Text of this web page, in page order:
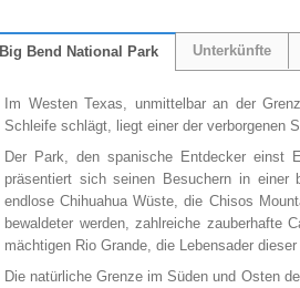
Big Bend National Park Unterkünfte
Im Westen Texas, unmittelbar an der
Schleife schlägt, liegt einer der verborgenen
Der Park, den spanische Entdecker einst
präsentiert sich seinen Besuchern in
endlose Chihuahua Wüste, die Chisos
bewaldeter werden, zahlreiche zauberhafte
mächtigen Rio Grande, die Lebensader
Die natürliche Grenze im Süden und Osten